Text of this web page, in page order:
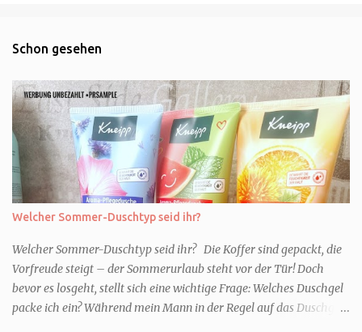
Schon gesehen
Welcher Sommer-Duschtyp seid ihr?
Welcher Sommer-Duschtyp seid ihr? Die Koffer sind gepackt, die
Vorfreude steigt – der Sommerurlaub steht vor der Tür! Doch
bevor es losgeht, stellt sich eine wichtige Frage: Welches Duschgel
packe ich ein? Während mein Mann in der Regel auf das Duschgel